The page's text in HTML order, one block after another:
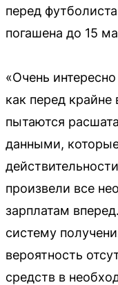
перед
погашена до 15
«Очень
как перед
пытаются
данными,
произвели все
зарплатам
систему
вероятность
средств в